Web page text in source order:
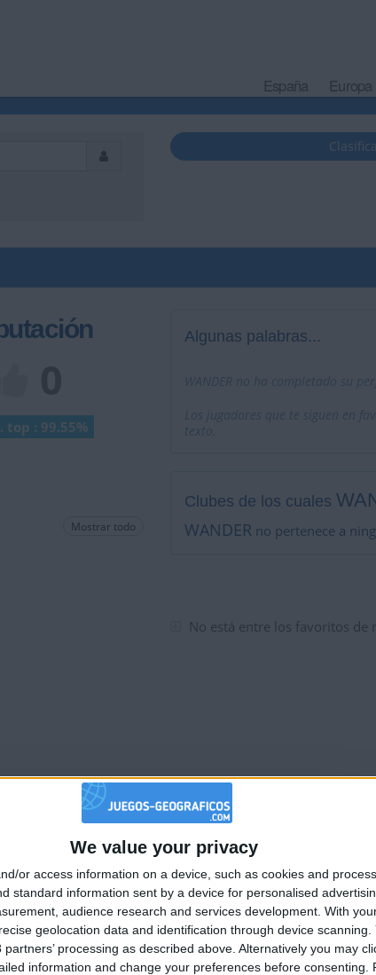
We value your privacy
or access information on a device, such as cookies and
standard information sent by a device for personalised
audience research and services development. With
geolocation data and identification through device scanning.
processing as described above. Alternatively you may
information and change your preferences before consenting.
España Europa
top : 99.55%
Mostrar todo
Algunas palabras...
WANDER no ha completado su
Los jugadores que te siguen en
texto.
Clubes de los cuales
WANDER no pertenece a
No está entre los favoritos de
🇺🇸 We noticed you’re visiting from
an English-speaking country
our American version now and be among
the firsts to submit your score on our
leaderboards!